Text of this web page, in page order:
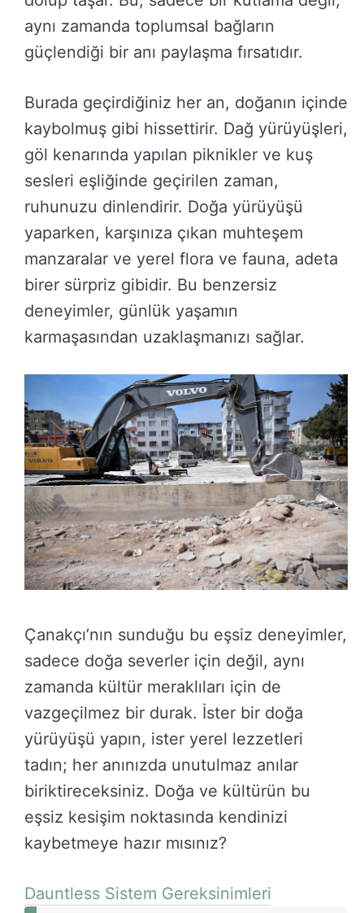
aynı zamanda toplumsal bağların
güçlendiği bir anı paylaşma fırsatıdır.
Burada geçirdiğiniz her an, doğanın içinde
kaybolmuş gibi hissettirir. Dağ yürüyüşleri,
göl kenarında yapılan piknikler ve kuş
sesleri eşliğinde geçirilen zaman,
ruhunuzu dinlendirir. Doğa yürüyüşü
yaparken, karşınıza çıkan muhteşem
manzaralar ve yerel flora ve fauna, adeta
birer sürpriz gibidir. Bu benzersiz
deneyimler, günlük yaşamın
karmaşasından uzaklaşmanızı sağlar.
Çanakçı’nın sunduğu bu eşsiz deneyimler,
sadece doğa severler için değil, aynı
zamanda kültür meraklıları için de
vazgeçilmez bir durak. İster bir doğa
yürüyüşü yapın, ister yerel lezzetleri
tadın; her anınızda unutulmaz anılar
biriktireceksiniz. Doğa ve kültürün bu
eşsiz kesişim noktasında kendinizi
kaybetmeye hazır mısınız?
Dauntless Sistem Gereksinimleri